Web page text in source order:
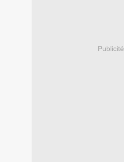
Publicité